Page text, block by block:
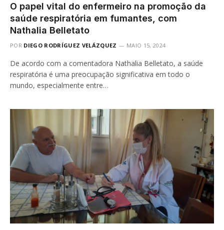
O papel vital do enfermeiro na promoção da
saúde respiratória em fumantes, com
Nathalia Belletato
POR DIEGO RODRÍGUEZ VELÁZQUEZ MAIO 15, 2024
De acordo com a comentadora Nathalia Belletato, a saúde
respiratória é uma preocupação significativa em todo o
mundo, especialmente entre…